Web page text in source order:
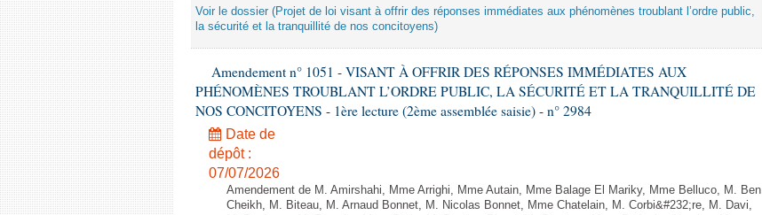
Voir le dossier (Projet de loi visant à offrir des réponses immédiates aux phénomènes troublant l’ordre public,
la sécurité et la tranquillité de nos concitoyens)
Amendement n° 1051 - VISANT À OFFRIR DES RÉPONSES IMMÉDIATES AUX
PHÉNOMÈNES TROUBLANT L’ORDRE PUBLIC, LA SÉCURITÉ ET LA TRANQUILLITÉ DE
NOS CONCITOYENS - 1ère lecture (2ème assemblée saisie) - n° 2984
Date de
dépôt :
07/07/2026
Amendement de M. Amirshahi, Mme Arrighi, Mme Autain, Mme Balage El Mariky, Mme Belluco, M. Ben
Cheikh, M. Biteau, M. Arnaud Bonnet, M. Nicolas Bonnet, Mme Chatelain, M. Corbi&#232;re, M. Davi,